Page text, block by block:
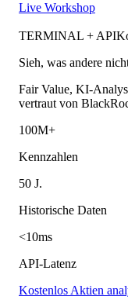
Live Workshop
TERMINAL + API
Sieh, was andere
Fair Value, KI-
vertraut von
100M+
Kennzahlen
50 J.
Historische Daten
<10ms
API-Latenz
Kostenlos Aktien